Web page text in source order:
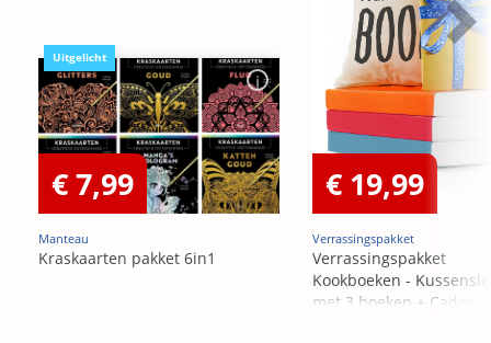
Uitgelicht
€ 7,99
Manteau
Kraskaarten pakket 6in1
€ 19,99
Verrassingspakket
Verrassingspakket
Kookboeken -
met 3 boeken + Cadeau